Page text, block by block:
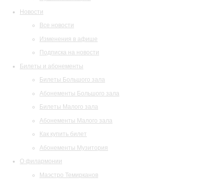
Новости
Все новости
Изменения в афише
Подписка на новости
Билеты и абонементы
Билеты Большого зала
Абонементы Большого зала
Билеты Малого зала
Абонементы Малого зала
Как купить билет
Абонементы Музитория
О филармонии
Маэстро Темирканов